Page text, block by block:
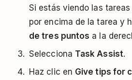
Si estás viendo las
por encima de la tarea y
de tres puntos a la
Selecciona Task Assist.
Haz clic en Give tips for